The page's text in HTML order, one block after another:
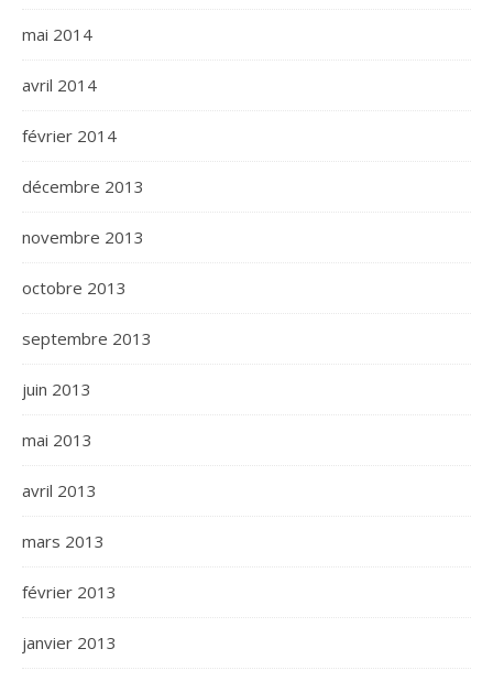
mai 2014
avril 2014
février 2014
décembre 2013
novembre 2013
octobre 2013
septembre 2013
juin 2013
mai 2013
avril 2013
mars 2013
février 2013
janvier 2013